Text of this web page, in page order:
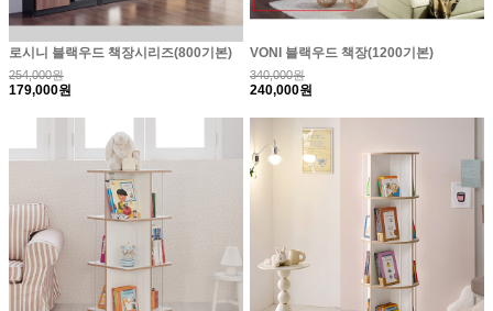
로시니 블랙우드 책장시리즈(800기본)
254,000원
179,000원
VONI 블랙우드 책장(1200기본)
340,000원
240,000원